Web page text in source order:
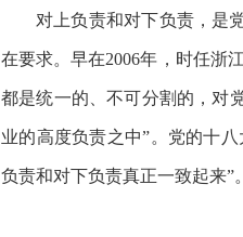
对上负责和对下负责，是
在要求。早在2006年，时任浙
都是统一的、不可分割的，对
业的高度负责之中”。党的十
负责和对下负责真正一致起来”